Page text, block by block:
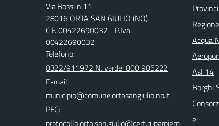
Via Bossi n.11
28016 ORTA SAN GIULIO (NO)
C.F. 00422690032 - P.Iva:
00422690032
Telefono:
0322/911972 N. verde: 800 905222
E-mail:
PEC:
Acqua
Asl 14
Borghi
e